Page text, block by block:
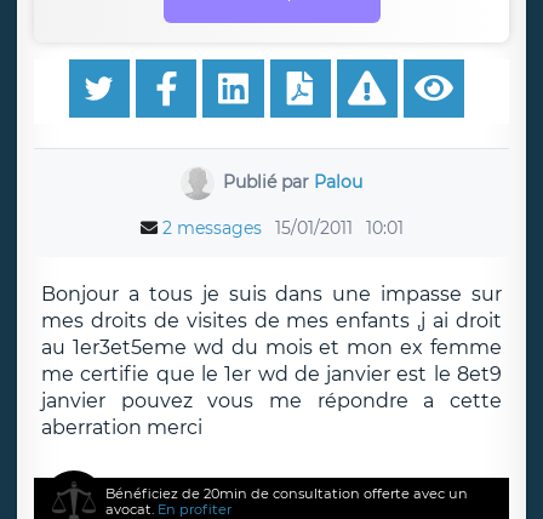
Publié par Palou
2 messages 15/01/2011 10:01
Bonjour a tous je suis dans une impasse sur
mes droits de visites de mes enfants ,j ai droit
au 1er3et5eme wd du mois et mon ex femme
me certifie que le 1er wd de janvier est le 8et9
janvier pouvez vous me répondre a cette
aberration merci
Bénéficiez de 20min de consultation offerte avec un
avocat. En profiter